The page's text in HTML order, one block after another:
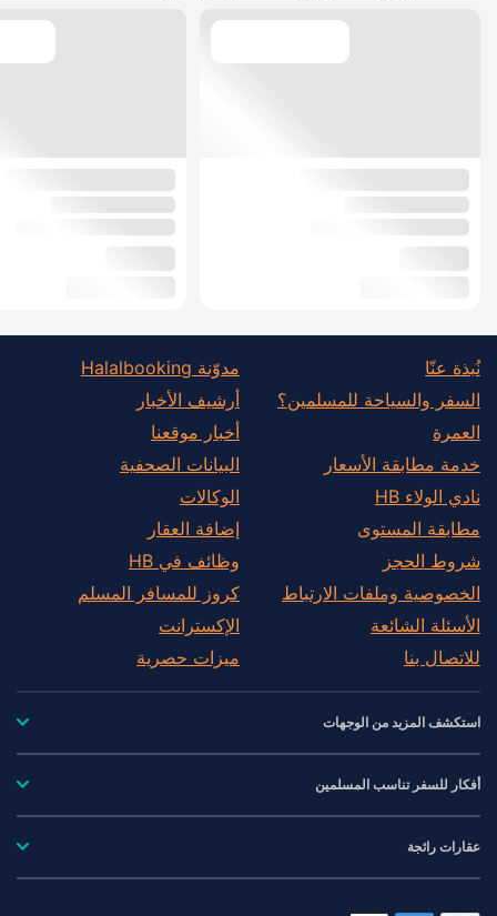
نُبذة عنّا
السفر والسياحة للمسلمين؟
العمرة
خدمة مطابقة الأسعار
نادي الولاء HB
مطابقة المستوى
شروط الحجز
الخصوصية وملفات الارتباط
الأسئلة الشائعة
للاتصال بنا
مدوّنة Halalbooking
أرشيف الأخبار
أخبار موقعنا
البيانات الصحفية
الوكالات
إضافة العقار
وظائف في HB
كروز للمسافر المسلم
الإكسترانت
ميزات حصرية
استكشف المزيد من الوجهات
أفكار للسفر تناسب المسلمين
عقارات رائجة